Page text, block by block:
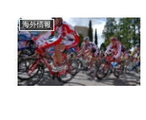
海外情報